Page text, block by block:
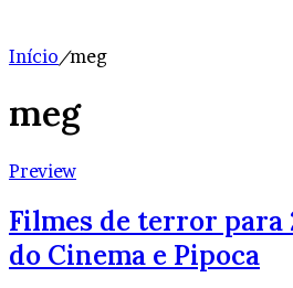
Início/meg
meg
Preview
Filmes de terror para
do Cinema e Pipoca